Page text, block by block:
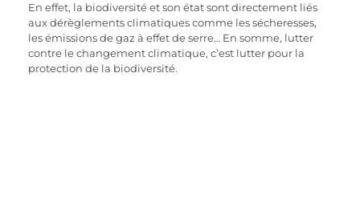
En effet, la biodiversité et son état sont directement liés
aux dérèglements climatiques comme les sécheresses,
les émissions de gaz à effet de serre… En somme, lutter
contre le changement climatique, c’est lutter pour la
protection de la biodiversité.